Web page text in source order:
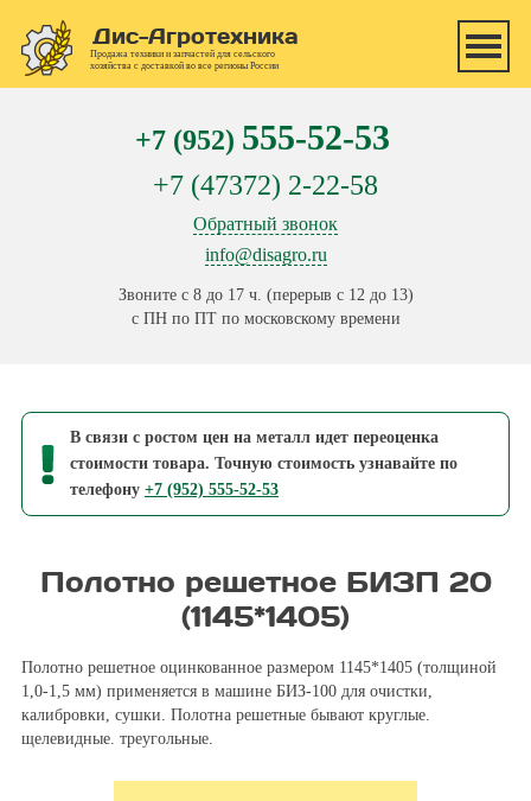
Дис-Агротехника
Продажа техники и запчастей для сельского
хозяйства с доставкой во все регионы России
+7 (952) 555-52-53
+7 (47372) 2-22-58
Обратный звонок
info@disagro.ru
Звоните с 8 до 17 ч. (перерыв с 12 до 13)
с ПН по ПТ по московскому времени
В связи с ростом цен на металл идет переоценка
стоимости товара. Точную стоимость узнавайте по
телефону +7 (952) 555-52-53
Полотно решетное БИЗП 20
(1145*1405)
Полотно решетное оцинкованное размером 1145*1405 (толщиной
1,0-1,5 мм) применяется в машине БИЗ-100 для очистки,
калибровки, сушки. Полотна решетные бывают круглые.
щелевидные. треугольные.